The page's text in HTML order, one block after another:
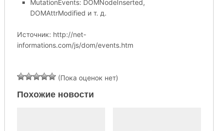
MutationEvents: DOMNodeInserted,
DOMAttrModified и т. д.
Источник: http://net-
informations.com/js/dom/events.htm
(Пока оценок нет)
Похожие новости